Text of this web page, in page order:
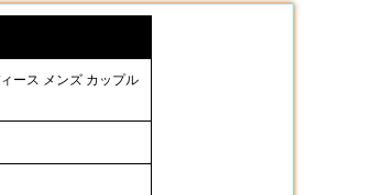
ース メンズ カップル